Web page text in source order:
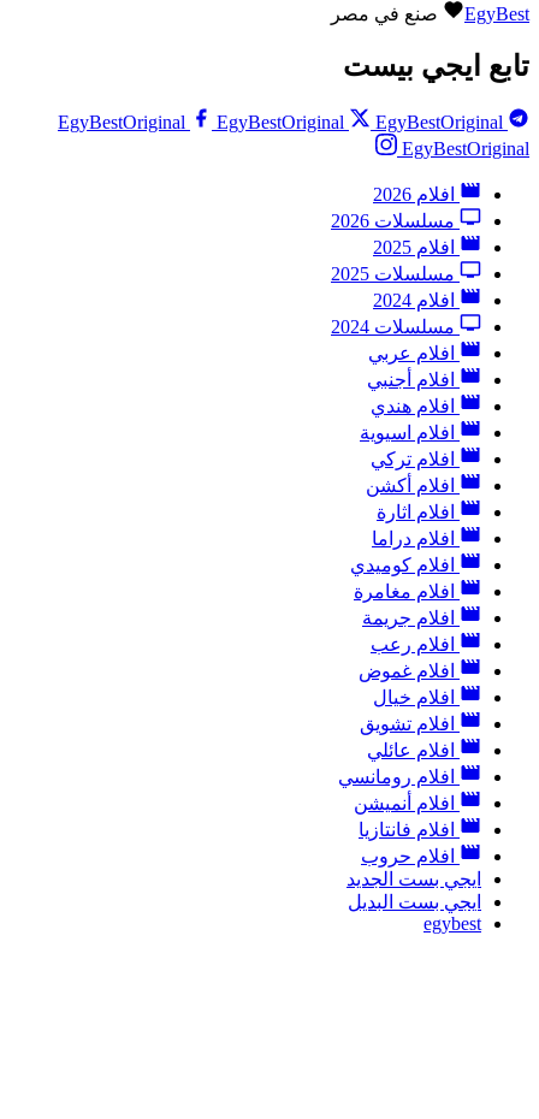
EgyBest
صنع في مصر
تابع ايجي بيست
EgyBestOriginal EgyBestOriginal
EgyBestOriginal
EgyBestOriginal
افلام 2026
مسلسلات 2026
افلام 2025
مسلسلات 2025
افلام 2024
مسلسلات 2024
افلام عربي
افلام أجنبي
افلام هندي
افلام اسيوية
افلام تركي
افلام أكشن
افلام اثارة
افلام دراما
افلام كوميدي
افلام مغامرة
افلام جريمة
افلام رعب
افلام غموض
افلام خيال
افلام تشويق
افلام عائلي
افلام رومانسي
افلام أنميشن
افلام فانتازيا
افلام حروب
ايجي بست الجديد
ايجي بست البديل
egybest